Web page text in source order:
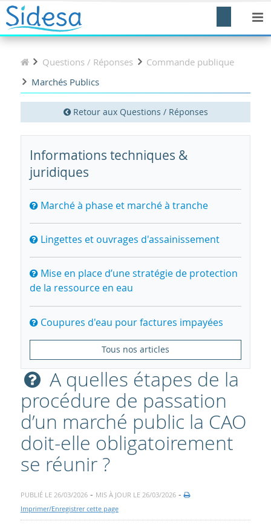
Questions / Réponses
Commande publique
Marchés Publics
Retour aux Questions / Réponses
Informations techniques &
juridiques
Marché à phase et marché à tranche
Lingettes et ouvrages d'assainissement
Mise en place d’une stratégie de protection
de la ressource en eau
Coupures d'eau pour factures impayées
Tous nos articles
A quelles étapes de la
procédure de passation
d’un marché public la CAO
doit-elle obligatoirement
se réunir ?
PUBLIÉ LE 26/03/2026- MIS À JOUR LE 26/03/2026-
Imprimer/Enregistrer cette page